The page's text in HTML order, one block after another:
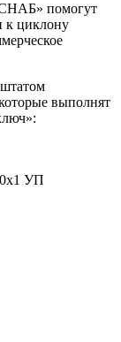
помогут
к циклону
выполнят
УП